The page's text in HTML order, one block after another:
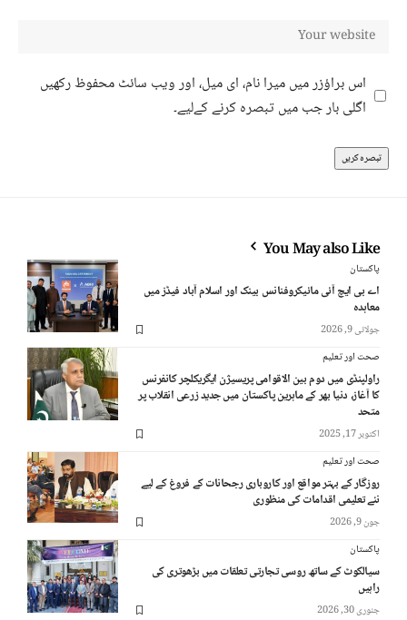
اس براؤزر میں میرا نام، ای میل، اور ویب سائٹ محفوظ رکھیں
اگلی بار جب میں تبصرہ کرنے کےلیے۔
You May also Like
پاکستان
اے بی ایچ آئی مائیکروفنانس بینک اور اسلام آباد فیڈز میں
معاہدہ
جولائی 9, 2026
صحت اور تعلیم
راولپنڈی میں دوم بین الاقوامی پریسیژن ایگریکلچر کانفرنس
کا آغاز، دنیا بھر کے ماہرین پاکستان میں جدید زرعی انقلاب پر
متحد
اکتوبر 17, 2025
صحت اور تعلیم
روزگار کے بہتر مواقع اور کاروباری رجحانات کے فروغ کے لیے
نئے تعلیمی اقدامات کی منظوری
جون 9, 2026
پاکستان
سیالکوٹ کے ساتھ روسی تجارتی تعلقات میں بڑھوتری کی
راہیں
جنوری 30, 2026